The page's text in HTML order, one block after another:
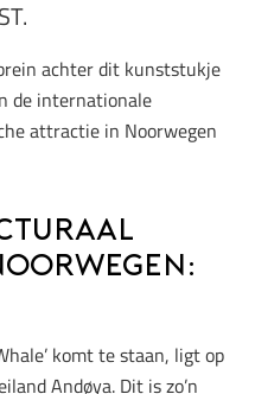
achter dit kunststukje
de internationale
attractie in Noorwegen
komt te staan, ligt op
Andøya. Dit is zo’n